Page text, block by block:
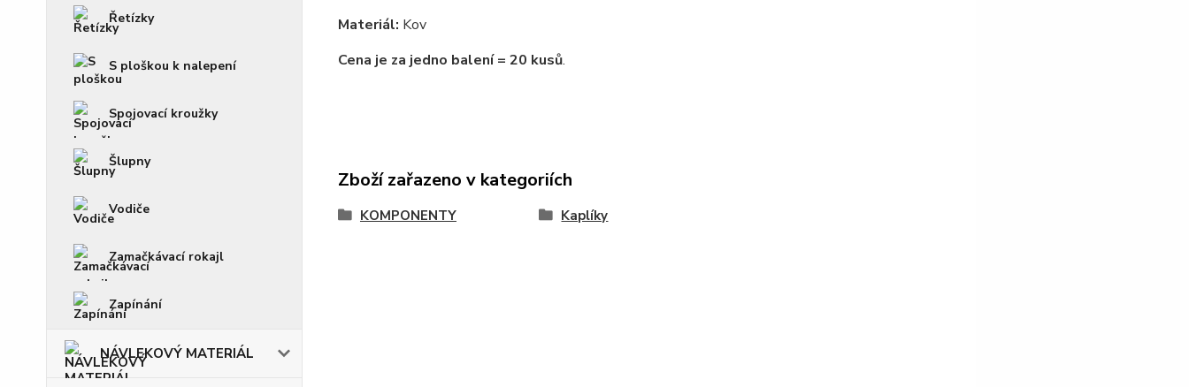
Řetízky
S ploškou k nalepení
Spojovací kroužky
Šlupny
Vodiče
Zamačkávací rokajl
Zapínání
NÁVLEKOVÝ MATERIÁL
Materiál: Kov
Cena je za jedno balení = 20 kusů.
Zboží zařazeno v kategoriích
KOMPONENTY Kaplíky